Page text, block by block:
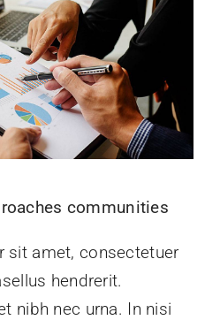
communities
sit amet, consectetuer
hendrerit.
nibh nec urna. In nisi